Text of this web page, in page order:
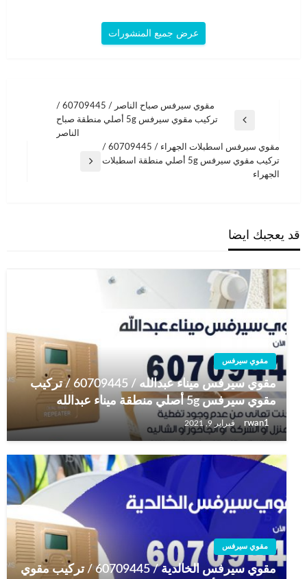
عرض جميع المنشورات
المقالات
المقالة
مقوي سيرفس صباح الناصر / 60709445 /
تركيب مقوي سيرفس 5g أصلي منطقة صباح
الناصر
المقالة
التالية
مقوي سيرفس اسطبلات الجهراء / 60709445 /
تركيب مقوي سيرفس 5g أصلي منطقة اسطبلات
الجهراء
قد يعجبك ايضا
مقوي سيرفس
مقوي سيرفس ميناء عبدالله / 60709445 / تركيب
مقوي سيرفس 5g أصلي منطقة ميناء عبدالله
rwan1 فبراير 9, 2021
مقوي سيرفس
مقوي سيرفس الخالدية / 60709445 / تركيب مقوي